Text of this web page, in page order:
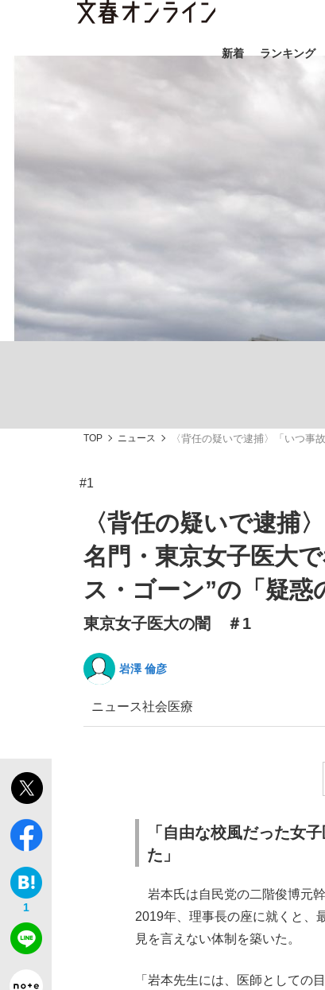
新着 ランキング
「90%は失敗する。でも…」本田圭
the Style
#藤田晋
TOP ニュース 〈背任の疑いで逮捕〉「いつ事
#1
〈背任の疑いで逮捕
名門・東京女子医大
ス・ゴーン”の「疑惑
東京女子医大の闇 ＃1
岩澤 倫彦
ニュース社会医療
1
「自由な校風だった女
た」
岩本氏は自民党の二階俊博元
2019年、理事長の座に就くと、
見を言えない体制を築いた。
「岩本先生には、医師としての